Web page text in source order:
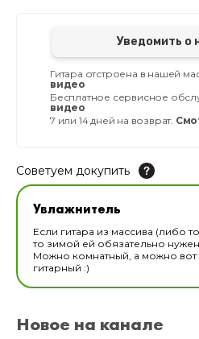
Уведомить о
Гитара отстроена в нашей
видео
Бесплатное сервисное
видео
7 или 14 дней на возврат.
Советуем докупить
Увлажнитель для
В наличии
Увлажнитель
Если гитара из массива (либо
то зимой ей обязательно
Можно комнатный, а можно вот
гитарный :)
Новое на канале